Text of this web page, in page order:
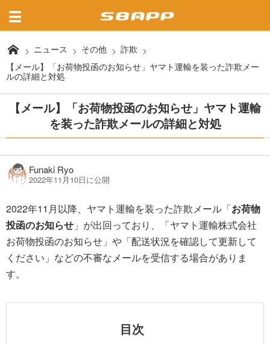
ニュース その他
詐欺
【メール】「お荷物投函のお知らせ」ヤマト運輸を装った詐欺メー
ルの詳細と対処
【メール】「お荷物投函のお知らせ」ヤマト運輸
を装った詐欺メールの詳細と対処
Funaki Ryo
2022年11月10日に公開
2022年11月以降、ヤマト運輸を装った詐欺メール「お荷物
投函のお知らせ 」が出回っており、「ヤマト運輸株式会社
お荷物投函のお知らせ」や「配送状況を確認して更新して
ください」などの不審なメールを受信する場合がありま
す。
目次